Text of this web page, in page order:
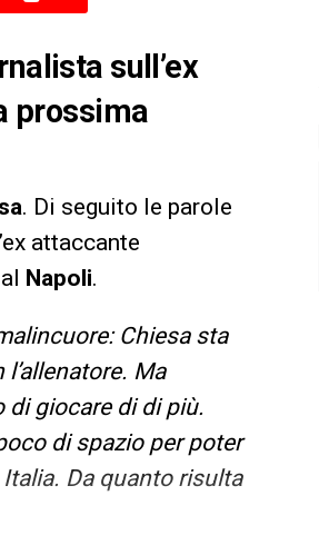
sull’ex
prossima
. Di seguito le parole
attaccante
Napoli.
Chiesa sta
Ma
di giocare di di più.
di spazio per poter
Da quanto risulta